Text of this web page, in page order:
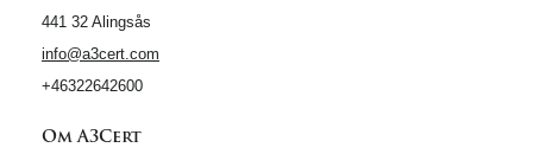
441 32 Alingsås
info@a3cert.com
+46322642600
Om A3Cert